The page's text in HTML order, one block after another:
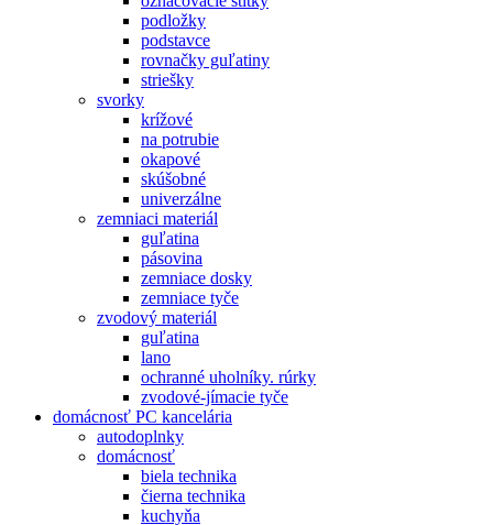
podložky
podstavce
rovnačky guľatiny
striešky
svorky
krížové
na potrubie
okapové
skúšobné
univerzálne
zemniaci materiál
guľatina
pásovina
zemniace dosky
zemniace tyče
zvodový materiál
guľatina
lano
ochranné uholníky. rúrky
zvodové-jímacie tyče
domácnosť PC kancelária
autodoplnky
domácnosť
biela technika
čierna technika
kuchyňa